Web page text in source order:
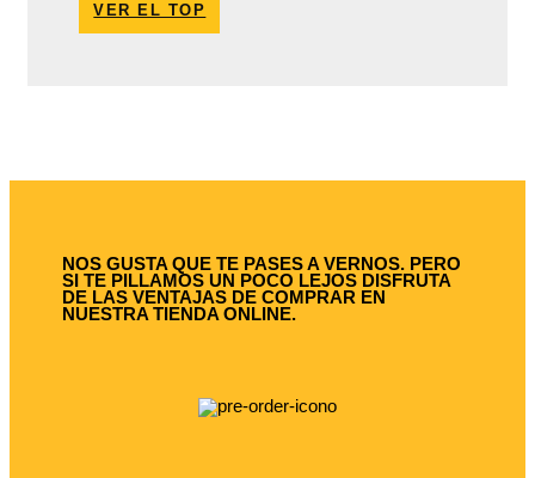
VER EL TOP
NOS GUSTA QUE TE PASES A VERNOS. PERO
SI TE PILLAMOS UN POCO LEJOS DISFRUTA
DE LAS VENTAJAS DE COMPRAR EN
NUESTRA TIENDA ONLINE.